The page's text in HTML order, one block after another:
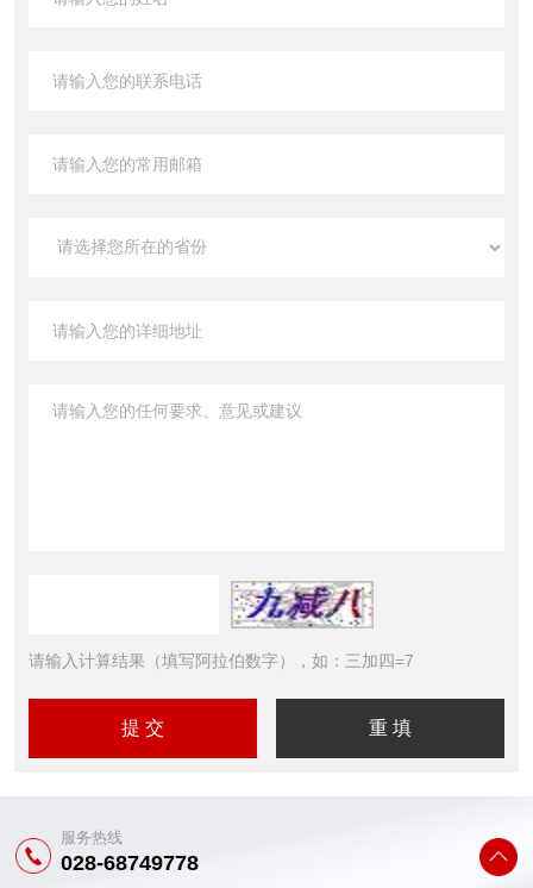
请输入计算结果（填写阿拉伯数字），如：三加四=7
服务热线
028-68749778